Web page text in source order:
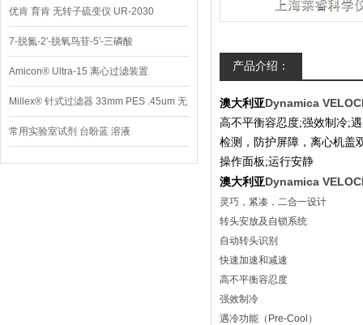
优肯 育肯 无转子硫变仪 UR-2030
7-脱氮-2′-脱氧鸟苷-5′-三磷酸
Amicon® Ultra-15 离心过滤装置
Millex® 针式过滤器 33mm PES .45um 无
菌
常用实验室试剂 台盼蓝 溶液
产品介绍：
澳大利亚Dynamica
高不平衡容忍度;强效制冷;
检测，防护屏障，离心机盖
操作面板;运行安静
澳大利亚Dynamica
灵巧，紧凑，二合一设计
转头安放及自锁系统
自动转头识别
快速加速和减速
高不平衡容忍度
强效制冷
遇冷功能（Pre-Cool）